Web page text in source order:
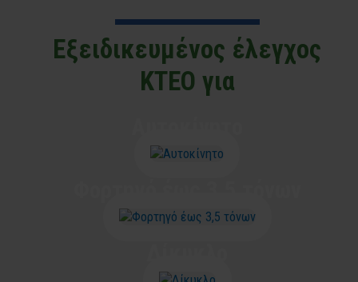
Εξειδικευμένος έλεγχος
ΚΤΕΟ για